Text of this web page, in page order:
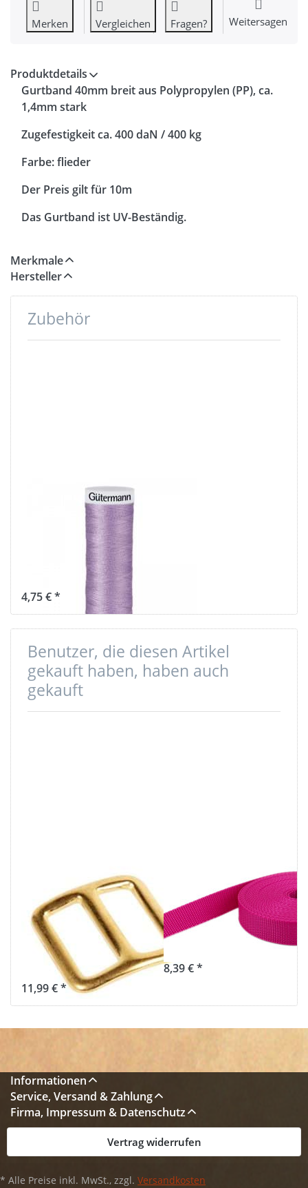
Merken Vergleichen Fragen? Weitersagen
Produktdetails
Gurtband 40mm breit aus Polypropylen (PP), ca.
1,4mm stark
Zugefestigkeit ca. 400 daN / 400 kg
Farbe: flieder
Der Preis gilt für 10m
Das Gurtband ist UV-Beständig.
Merkmale
Hersteller
Zubehör
Gütermann
Allesnäher
200m - Farbe:
flieder 158
4,75 € *
Benutzer, die diesen Artikel
gekauft haben, haben auch
gekauft
Schiebeschnalle
aus Messing, für
20mm
Gurtband - 10
Stück
11,99 € *
Gurtband -
40mm breit -
1,4mm stark -
pink (UV)
8,39 € *
Informationen
Service, Versand & Zahlung
Firma, Impressum & Datenschutz
Vertrag widerrufen
* Alle Preise inkl. MwSt., zzgl. Versandkosten